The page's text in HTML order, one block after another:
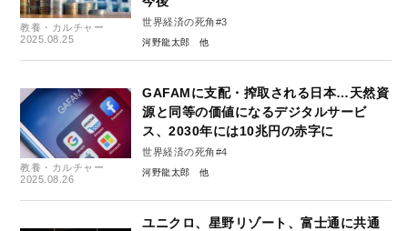
教養・カルチャー
2025.08.25
世界経済の死角#3
河野龍太郎
教養・カルチャー
2025.08.26
GAFAMに支配・搾取される日本…天然資
源と同等の価値になるデジタルサービ
ス、2030年には10兆円の赤字に
世界経済の死角#4
河野龍太郎
ユニクロ、星野リゾート、富士通に共通